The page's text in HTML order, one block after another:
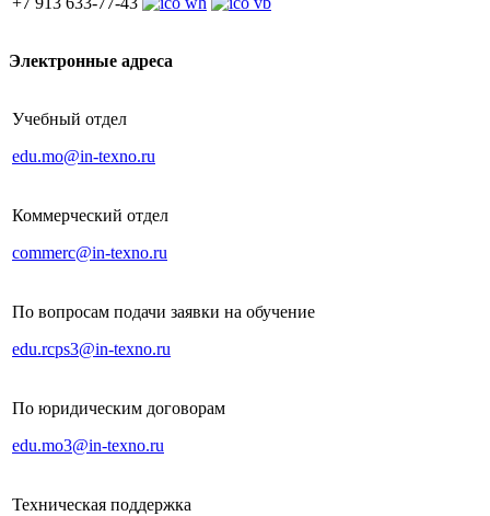
Электронные адреса
Учебный отдел
edu.mo@in-texno.ru
Коммерческий отдел
commerc@in-texno.ru
По вопросам подачи заявки на обучение
edu.rcps3@in-texno.ru
По юридическим договорам
edu.mo3@in-texno.ru
Техническая поддержка